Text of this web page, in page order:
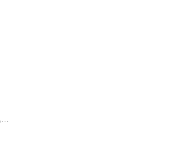
【作品介绍】经营一家氪金游戏公司的刘致远回到了1985年这个年代没有大家来找茬，宠物连连看，松鼠大作战，电子鸡，口袋精灵，魔法门之英雄无敌，跳舞机，暗黑破坏神，星际争霸，魔兽世界，CS，英雄联盟...一部部经典大作，提前降生刘致远率领汉王朝众人击...